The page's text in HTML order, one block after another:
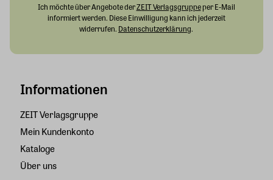
Informationen
ZEIT Verlagsgruppe
Mein Kundenkonto
Kataloge
Über uns
Ich möchte über Angebote derZEIT Verlagsgruppeper E-Mail
informiert werden. Diese Einwilligung kann ich jederzeit
widerrufen. Datenschutzerklärung.